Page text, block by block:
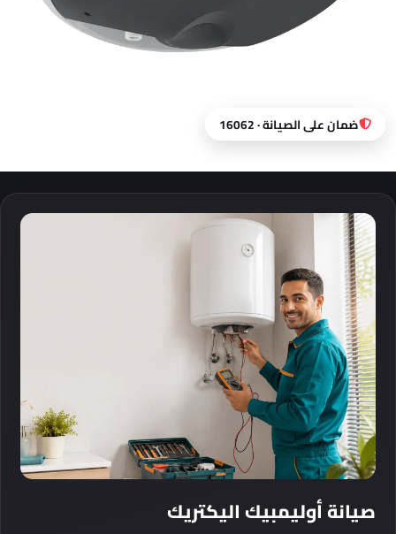
ضمان على الصيانة · 16062
صيانة أوليمبيك اليكتريك